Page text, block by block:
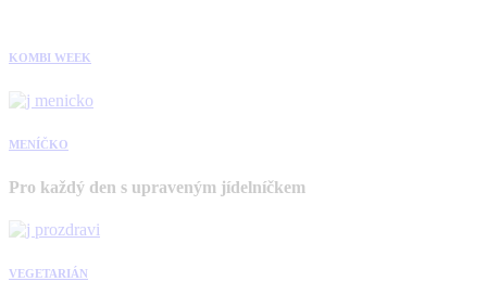
KOMBI WEEK
MENÍČKO
Pro každý den s upraveným jídelníčkem
VEGETARIÁN